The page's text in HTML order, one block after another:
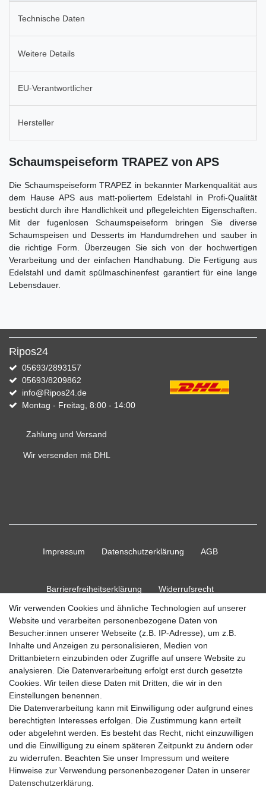
Technische Daten
Weitere Details
EU-Verantwortlicher
Hersteller
Schaumspeiseform TRAPEZ von APS
Die Schaumspeiseform TRAPEZ in bekannter Markenqualität aus
dem Hause APS aus matt-poliertem Edelstahl in Profi-Qualität
besticht durch ihre Handlichkeit und pflegeleichten Eigenschaften.
Mit der fugenlosen Schaumspeiseform bringen Sie diverse
Schaumspeisen und Desserts im Handumdrehen und sauber in
die richtige Form. Überzeugen Sie sich von der hochwertigen
Verarbeitung und der einfachen Handhabung. Die Fertigung aus
Edelstahl und damit spülmaschinenfest garantiert für eine lange
Lebensdauer.
Ripos24
05693/2893157
05693/8209862
info@Ripos24.de
Montag - Freitag, 8:00 - 14:00
Zahlung und Versand
Wir versenden mit DHL
Impressum Daten­schutz­erklärung AGB
Barrierefreiheitserklärung Widerrufs­recht
Vertrag widerrufen Kontakt
© Copyright 2026 Ripos24| Alle Rechte vorbehalten.
Wir verwenden Cookies und ähnliche Technologien auf unserer
Website und verarbeiten personenbezogene Daten von
Besucher:innen unserer Webseite (z.B. IP-Adresse), um z.B.
Inhalte und Anzeigen zu personalisieren, Medien von
Drittanbietern einzubinden oder Zugriffe auf unsere Website zu
analysieren. Die Datenverarbeitung erfolgt erst durch gesetzte
Cookies. Wir teilen diese Daten mit Dritten, die wir in den
Einstellungen benennen.
Die Datenverarbeitung kann mit Einwilligung oder aufgrund eines
berechtigten Interesses erfolgen. Die Zustimmung kann erteilt
oder abgelehnt werden. Es besteht das Recht, nicht einzuwilligen
und die Einwilligung zu einem späteren Zeitpunkt zu ändern oder
zu widerrufen. Beachten Sie unser Impressum und weitere
Hinweise zur Verwendung personenbezogener Daten in unserer
Daten­schutz­erklärung